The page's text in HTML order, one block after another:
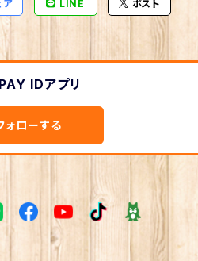
ア LINE ポスト
PAY IDアプリ
ォローする